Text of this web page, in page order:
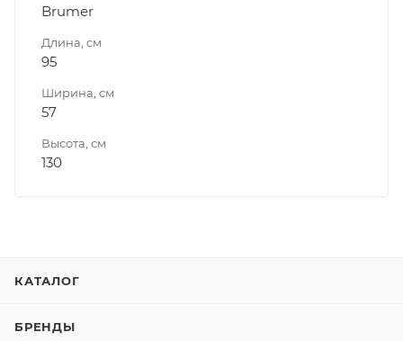
Brumer
Длина, см
95
Ширина, см
57
Высота, см
130
КАТАЛОГ
БРЕНДЫ